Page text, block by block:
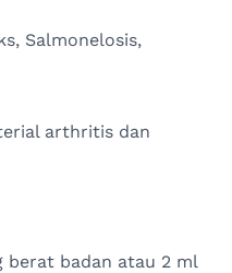
Salmonelosis,
arthritis dan
berat badan atau 2 ml